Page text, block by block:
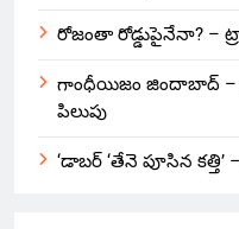
రోజంతా రోడ్డుపైనేనా? –
గాంధీయిజం జిందాబాద్ –
పిలుపు
‘డాబర్ ‘తేనె పూసిన